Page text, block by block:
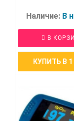
Наличие: В
В
КУПИТЬ В